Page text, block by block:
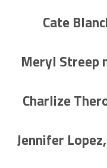
Cate
Meryl Streep
Charlize
Jennifer